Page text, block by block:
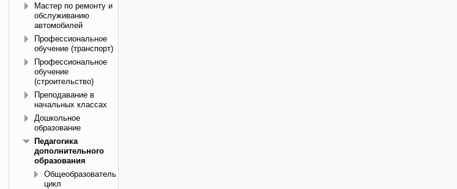
Мастер по ремонту и
обслуживанию
автомобилей
Профессиональное
обучение (транспорт)
Профессиональное
обучение
(строительство)
Преподавание в
начальных классах
Дошкольное
образование
Педагогика
дополнительного
образования
Общеобразовательный
цикл